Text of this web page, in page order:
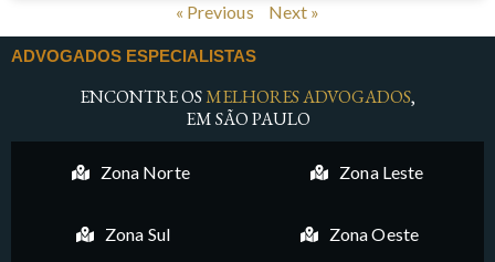
« Previous Next »
ADVOGADOS ESPECIALISTAS
ENCONTRE OSMELHORES ADVOGADOS,
EM SÃO PAULO
Zona Norte Zona Leste
Zona Sul Zona Oeste